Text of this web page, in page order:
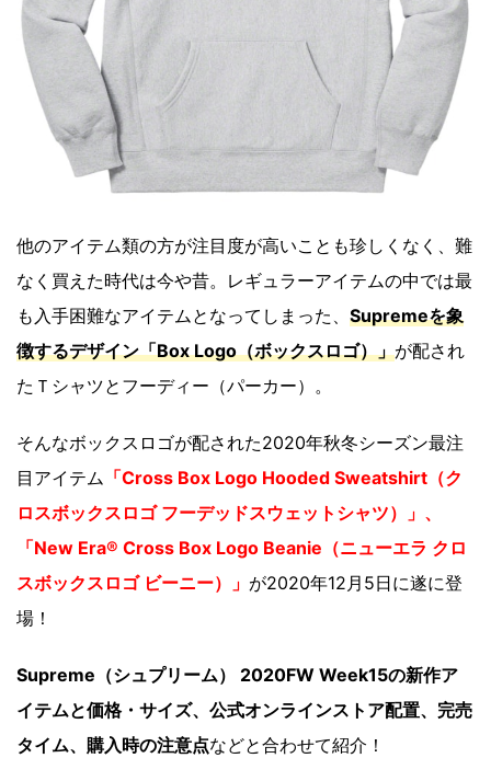
他のアイテム類の方が注目度が高いことも珍しくなく、難
なく買えた時代は今や昔。レギュラーアイテムの中では最
も入手困難なアイテムとなってしまった、 Supremeを象
徴するデザイン「Box Logo（ボックスロゴ）」が配され
たＴシャツとフーディー（パーカー）。
そんなボックスロゴが配された2020年秋冬シーズン最注
目アイテム 「Cross Box Logo Hooded Sweatshirt（ク
ロスボックスロゴ フーデッドスウェットシャツ）」、
「New Era® Cross Box Logo Beanie（ニューエラ クロ
スボックスロゴ ビーニー）」 が2020年12月5日に遂に登
場！
Supreme（シュプリーム） 2020FW Week15の新作ア
イテムと価格・サイズ、公式オンラインストア配置、完売
タイム、購入時の注意点などと合わせて紹介！